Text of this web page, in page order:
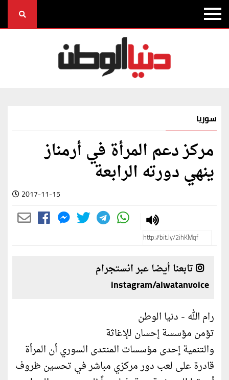
سوريا
مركز دعم المرأة في أرمناز
ينهي دورته الرابعة
2017-11-15
تابعنا أيضا عبر انستجرام
instagram/alwatanvoice
رام الله - دنيا الوطن
تؤمن مؤسسة إحسان للإغاثة
والتنمية إحدى مؤسسات المنتدى السوري أن المرأة
قادرة على لعب دور مركزي مباشر في تحسين ظروف